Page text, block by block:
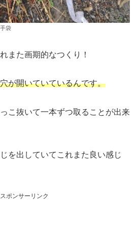
袋
また画期的なつくり！
が開いていているんです。
こ抜いて一本ずつ取ることが出来
を出していてこれまた良い感じ
スポンサーリンク